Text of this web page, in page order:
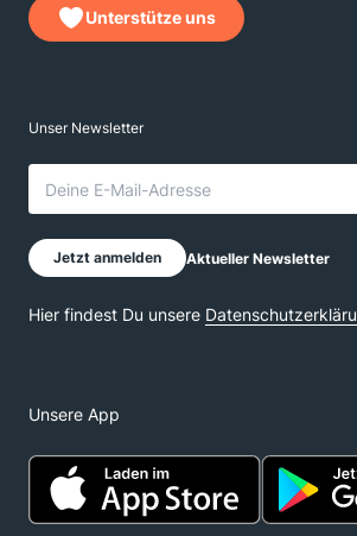
Unterstütze uns
Unsere App